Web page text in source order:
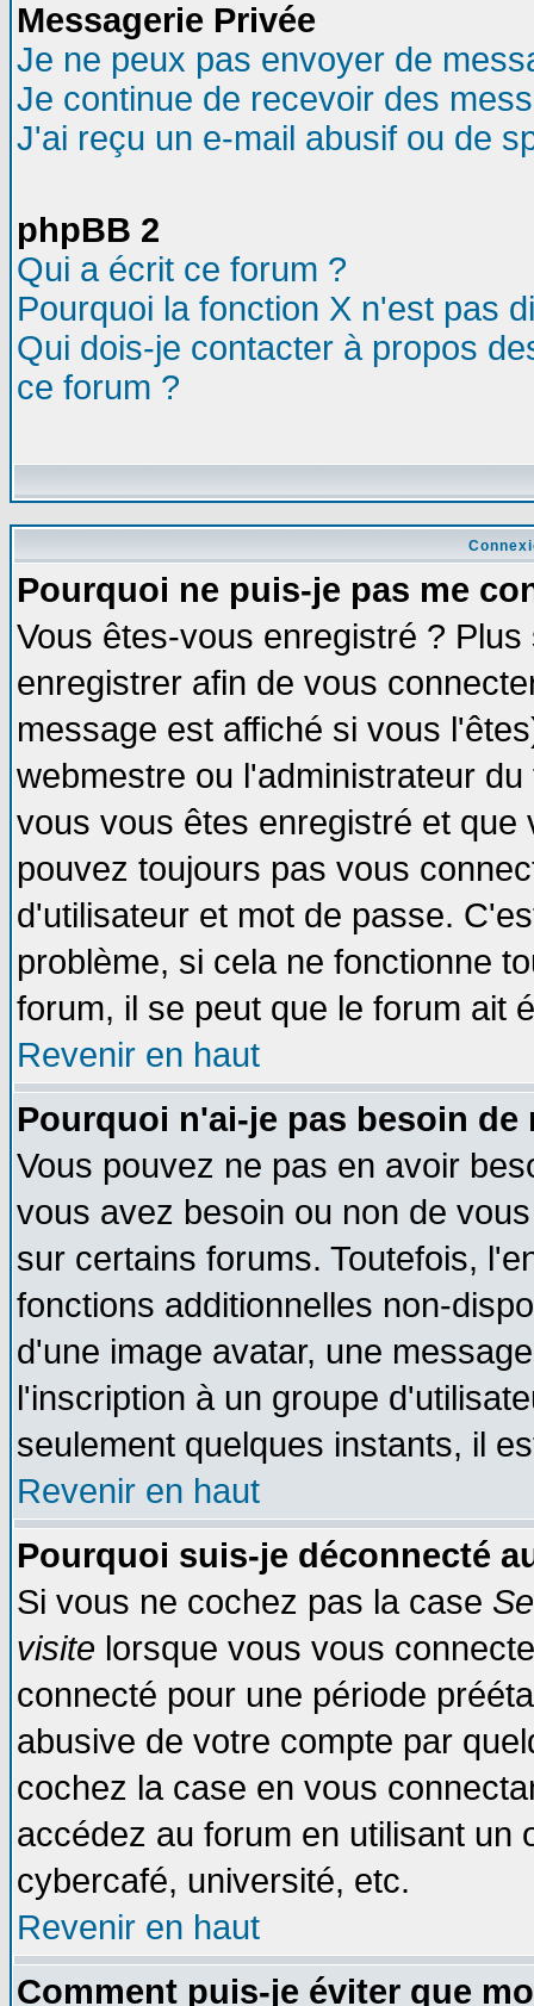
Messagerie Privée
Je ne peux pas envoyer de
Je continue de recevoir des
J'ai reçu un e-mail abusif ou de
phpBB 2
Qui a écrit ce forum ?
Pourquoi la fonction X n'est pas
Qui dois-je contacter à propos
ce forum ?
Pourquoi ne puis-je pas me
Vous êtes-vous enregistré ?
enregistrer afin de vous
message est affiché si vous
webmestre ou l'administrateur
vous vous êtes enregistré et
pouvez toujours pas vous
d'utilisateur et mot de passe.
problème, si cela ne fonctionne
forum, il se peut que le forum ait
Revenir en haut
Pourquoi n'ai-je pas besoin de
Vous pouvez ne pas en avoir
vous avez besoin ou non de
sur certains forums. Toutefois,
fonctions additionnelles non-
d'une image avatar, une
l'inscription à un groupe
seulement quelques instants, il
Revenir en haut
Pourquoi suis-je déconnecté
Si vous ne cochez pas la case
visite lorsque vous vous
connecté pour une période
abusive de votre compte par
cochez la case en vous
accédez au forum en utilisant un
cybercafé, université, etc.
Revenir en haut
Comment puis-je éviter que